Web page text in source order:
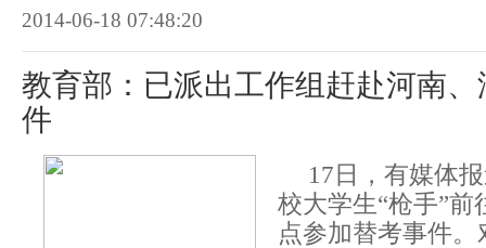
2014-06-18 07:48:20
教育部：已派出工作组赶赴河南、
件
17日，有媒体
校大学生“枪手”
点参加替考事件